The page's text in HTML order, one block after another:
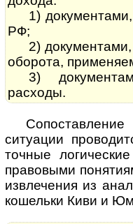
1)
РФ;
2)
оборота,
3)
расходы.
ситуации
точные
правовыми
извлечения из
кошельки Киви и